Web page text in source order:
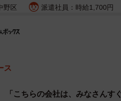
野区 派遣社員：時給1,700円
ス
「こちらの会社は、みなさん